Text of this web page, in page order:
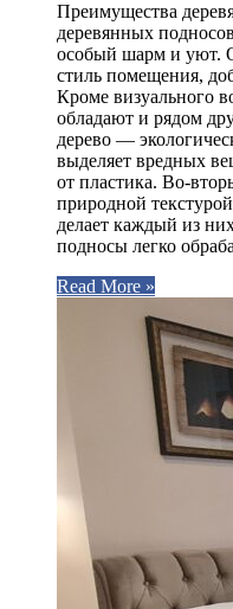
Преимущества
деревянных
особый шарм и уют.
стиль помещения,
Кроме визуального
обладают и рядом
дерево —
выделяет вредных
от пластика. Во-
природной
делает каждый из
подносы легко
Read More »